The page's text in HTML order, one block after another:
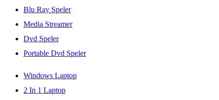
Blu Ray Speler
Media Streamer
Dvd Speler
Portable Dvd Speler
Windows Laptop
2 In 1 Laptop